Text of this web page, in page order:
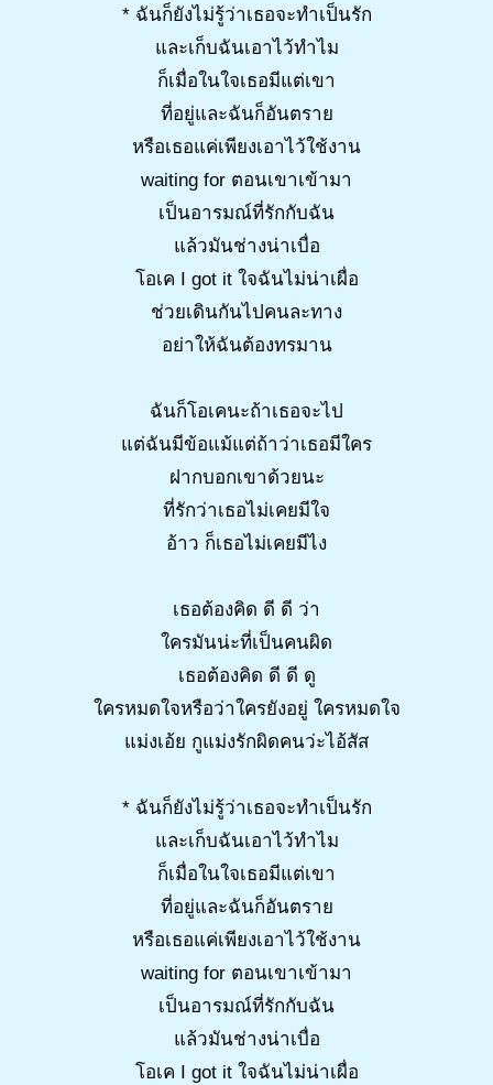
* ฉันก็ยังไม่รู้ว่าเธอจะทำเป็นรัก
และเก็บฉันเอาไว้ทำไม
ก็เมื่อในใจเธอมีแต่เขา
ที่อยู่และฉันก็อันตราย
หรือเธอแค่เพียงเอาไว้ใช้งาน
waiting for ตอนเขาเข้ามา
เป็นอารมณ์ที่รักกับฉัน
แล้วมันช่างน่าเบื่อ
โอเค I got it ใจฉันไม่น่าเผื่อ
ช่วยเดินกันไปคนละทาง
อย่าให้ฉันต้องทรมาน
ฉันก็โอเคนะถ้าเธอจะไป
แต่ฉันมีข้อแม้แต่ถ้าว่าเธอมีใคร
ฝากบอกเขาด้วยนะ
ที่รักว่าเธอไม่เคยมีใจ
อ้าว ก็เธอไม่เคยมีไง
เธอต้องคิด ดี ดี ว่า
ใครมันน่ะที่เป็นคนผิด
เธอต้องคิด ดี ดี ดู
ใครหมดใจหรือว่าใครยังอยู่ ใครหมดใจ
แม่งเอ้ย กูแม่งรักผิดคนว่ะไอ้สัส
* ฉันก็ยังไม่รู้ว่าเธอจะทำเป็นรัก
และเก็บฉันเอาไว้ทำไม
ก็เมื่อในใจเธอมีแต่เขา
ที่อยู่และฉันก็อันตราย
หรือเธอแค่เพียงเอาไว้ใช้งาน
waiting for ตอนเขาเข้ามา
เป็นอารมณ์ที่รักกับฉัน
แล้วมันช่างน่าเบื่อ
โอเค I got it ใจฉันไม่น่าเผื่อ